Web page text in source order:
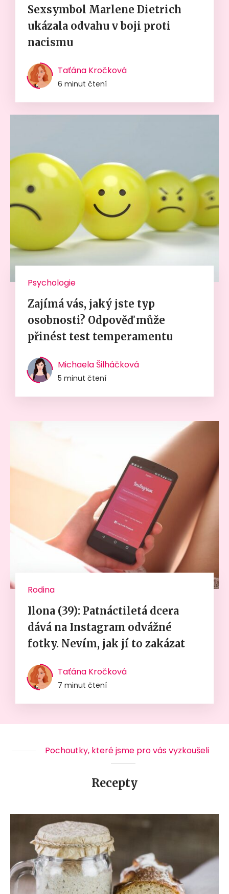
Sexsymbol Marlene Dietrich
ukázala odvahu v boji proti
nacismu
Taťána Kročková
6 minut čtení
Psychologie
Zajímá vás, jaký jste typ
osobnosti? Odpověď může
přinést test temperamentu
Michaela Šilháčková
5 minut čtení
Rodina
Ilona (39): Patnáctiletá dcera
dává na Instagram odvážné
fotky. Nevím, jak jí to zakázat
Taťána Kročková
7 minut čtení
Pochoutky, které jsme pro vás vyzkoušeli
Recepty